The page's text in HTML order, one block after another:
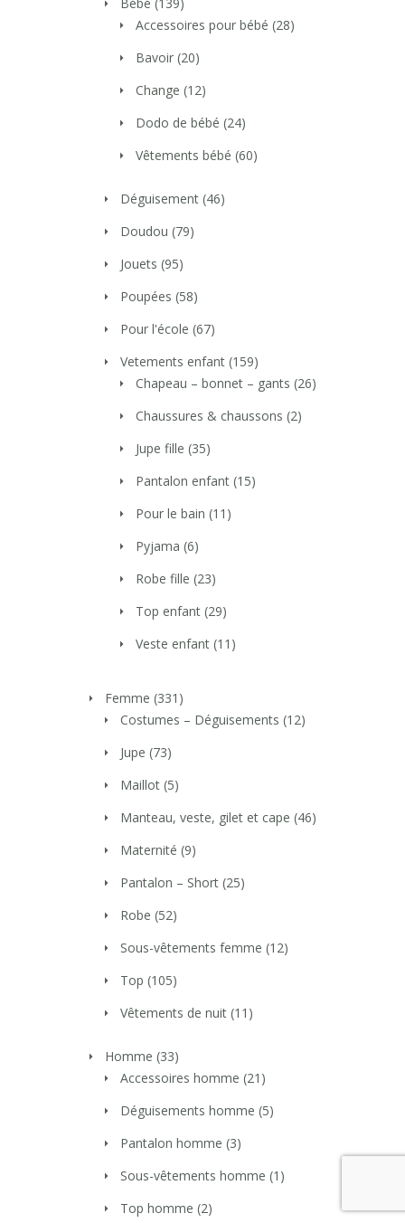
Accessoires pour bébé (28)
Bavoir (20)
Change (12)
Dodo de bébé (24)
Vêtements bébé (60)
Déguisement (46)
Doudou (79)
Jouets (95)
Poupées (58)
Pour l'école (67)
Vetements enfant (159)
Chapeau – bonnet – gants (26)
Chaussures & chaussons (2)
Jupe fille (35)
Pantalon enfant (15)
Pour le bain (11)
Pyjama (6)
Robe fille (23)
Top enfant (29)
Veste enfant (11)
Femme (331)
Costumes – Déguisements (12)
Jupe (73)
Maillot (5)
Manteau, veste, gilet et cape (46)
Maternité (9)
Pantalon – Short (25)
Robe (52)
Sous-vêtements femme (12)
Top (105)
Vêtements de nuit (11)
Homme (33)
Accessoires homme (21)
Déguisements homme (5)
Pantalon homme (3)
Sous-vêtements homme (1)
Top homme (2)